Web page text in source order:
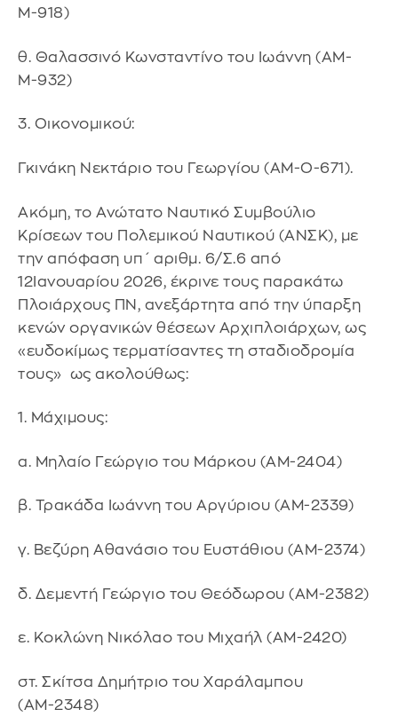
Μ-918)
θ. Θαλασσινό Κωνσταντίνο του Ιωάννη (ΑΜ-
Μ-932)
3. Οικονομικού:
Γκινάκη Νεκτάριο του Γεωργίου (ΑΜ-Ο-671).
Ακόμη, το Ανώτατο Ναυτικό Συμβούλιο
Κρίσεων του Πολεμικού Ναυτικού (ΑΝΣΚ), με
την απόφαση υπ΄ αριθμ. 6/Σ.6 από
12Ιανουαρίου 2026, έκρινε τους παρακάτω
Πλοιάρχους ΠΝ, ανεξάρτητα από την ύπαρξη
κενών οργανικών θέσεων Αρχιπλοιάρχων, ως
«ευδοκίμως τερματίσαντες τη σταδιοδρομία
τους» ως ακολούθως:
1. Μάχιμους:
α. Μηλαίο Γεώργιο του Μάρκου (ΑΜ-2404)
β. Τρακάδα Ιωάννη του Αργύριου (ΑΜ-2339)
γ. Βεζύρη Αθανάσιο του Ευστάθιου (ΑΜ-2374)
δ. Δεμεντή Γεώργιο του Θεόδωρου (ΑΜ-2382)
ε. Κοκλώνη Νικόλαο του Μιχαήλ (ΑΜ-2420)
στ. Σκίτσα Δημήτριο του Χαράλαμπου
(ΑΜ-2348)